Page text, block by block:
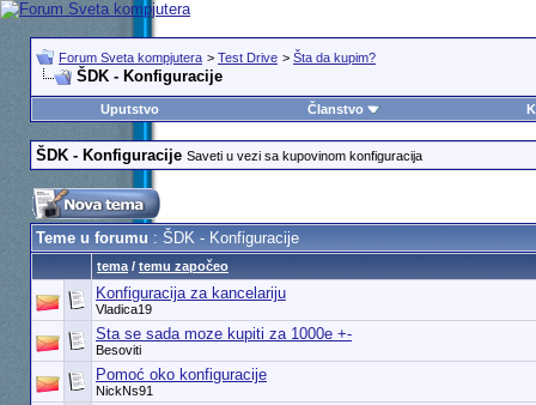
Forum Sveta kompjutera > Test Drive > Šta da kupim?
ŠDK - Konfiguracije
Uputstvo Članstvo
ŠDK - Konfiguracije Saveti u vezi sa kupovinom konfiguracija
Teme u forumu: ŠDK - Konfiguracije
tema/ temu započeo
Konfiguracija za kancelariju
Vladica19
Sta se sada moze kupiti za 1000e +-
Besoviti
Pomoć oko konfiguracije
NickNs91